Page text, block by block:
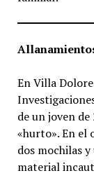
En Villa
de un joven
«hurto». En el
dos mochilas
material